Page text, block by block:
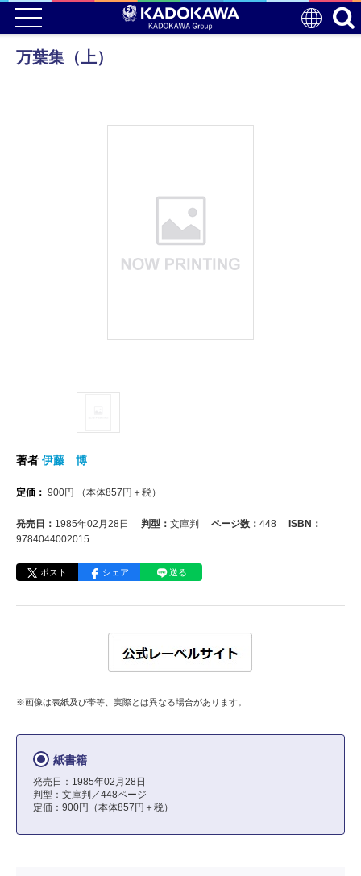
万葉集（上）
著者 伊藤 博
定価： 900円 （本体857 円＋税）
発売日： 1985年02月28日 判型： 文庫判 ページ数： 448
ISBN：
9784044002015
ポスト シェア 送る
※画像は表紙及び帯等、実際とは異なる場合があります。
紙書籍
発売日：1985年02月28日
判型：文庫判／448ページ
定価：900円（本体857円＋税）